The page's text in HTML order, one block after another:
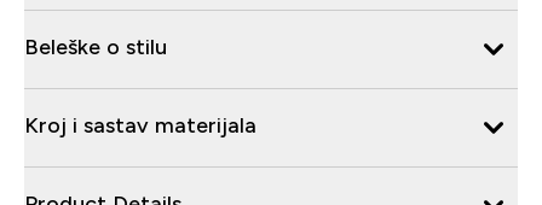
Beleške o stilu
Kroj i sastav materijala